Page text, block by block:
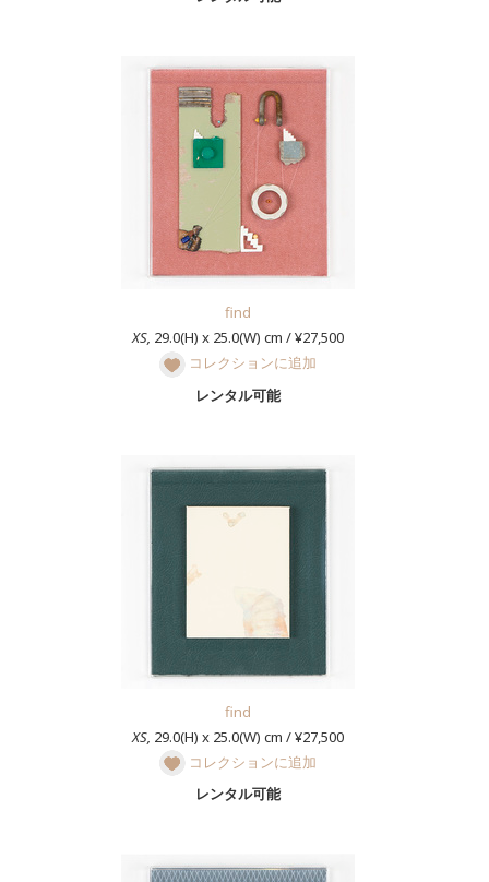
find
XS, 29.0(H) x 25.0(W) cm / ¥27,500
コレクションに追加
レンタル可能
find
XS, 29.0(H) x 25.0(W) cm / ¥27,500
コレクションに追加
レンタル可能